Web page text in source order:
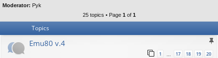
Moderator: Pyk
25 topics • Page 1 of 1
Topics
Emu80 v.4
1 … 17 18 19 20